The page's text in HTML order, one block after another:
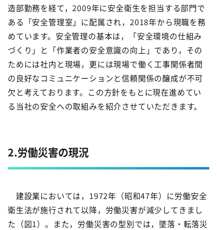
造部勤務を経て，2009年に安全衛生を担当する部門で
ある「安全管理室」に配属され，2018年から現職を務
めています。安全管理の基本は，「安全環境の仕組み
づくり」と「作業者の安全意識の向上」であり，その
ためには社内と現場，更には現場で働く工事関係者間
の良好なコミュニケーションと信頼関係の醸成が不可
欠と考えております。この方針をもとに現在進めてい
る当社の安全への取組みを紹介させていただきます。
2.労働災害の現況
建設業においては，1972年（昭和47年）に労働安全
衛生法が施行されて以降，労働災害が減少してきまし
た（図1）。また，労働災害の型別では，墜落・転落災